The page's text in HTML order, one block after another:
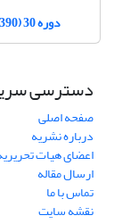
دوره 30 (1390)
دسترسی
صفحه اصلی
درباره نشریه
اعضای هیات
ارسال مقاله
تماس با ما
نقشه سایت